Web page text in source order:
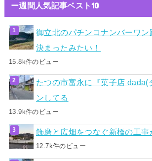
ー週間人気記事ベスト10
御立北のパチンコナンバーワン
決まったみたい！
15.8k件のビュー
たつの市富永に『菓子店 dada(
ンしてる
13.9k件のビュー
飾磨と広畑をつなぐ新橋の工事
12.7k件のビュー